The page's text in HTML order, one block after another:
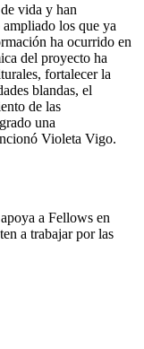
vida y han
los que ya
ha ocurrido en
del proyecto ha
fortalecer la
blandas, el
de las
una
Violeta Vigo.
a Fellows en
a trabajar por las